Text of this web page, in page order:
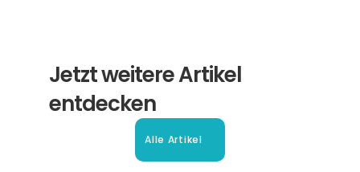
Jetzt weitere Artikel
entdecken
Alle Artikel